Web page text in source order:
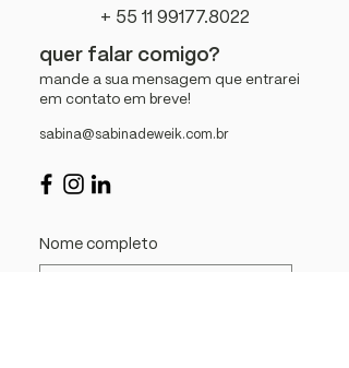
+ 55 11 99177.8022
quer falar comigo?
mande a sua mensagem que entrarei
em contato em breve!
sabina@sabinadeweik.com.br
Nome completo